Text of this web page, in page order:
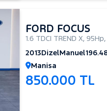
FORD FOCUS
1.6 TDCI TREND X, 95Hp,
2013DizelManuel
Manisa
850.000 TL